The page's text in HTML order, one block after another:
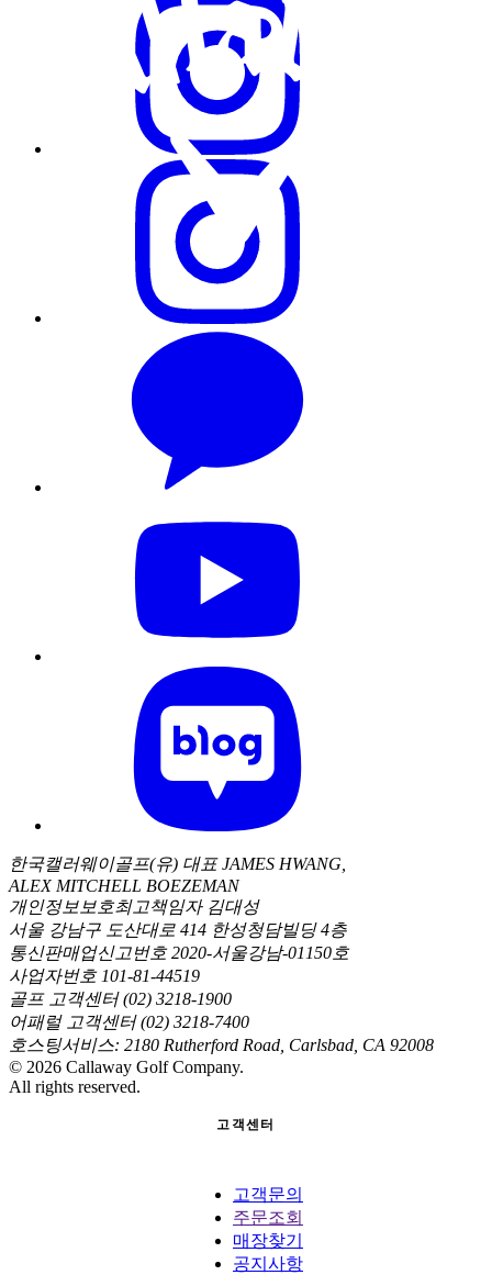
한국캘러웨이골프(유) 대표 JAMES HWANG,
ALEX MITCHELL BOEZEMAN
개인정보보호최고책임자 김대성
서울 강남구 도산대로 414 한성청담빌딩 4층
통신판매업신고번호 2020-서울강남-01150호
사업자번호 101-81-44519
골프 고객센터 (02) 3218-1900
어패럴 고객센터 (02) 3218-7400
호스팅서비스: 2180 Rutherford Road, Carlsbad, CA 92008
© 2026 Callaway Golf Company.
All rights reserved.
고객센터
고객문의
주문조회
매장찾기
공지사항